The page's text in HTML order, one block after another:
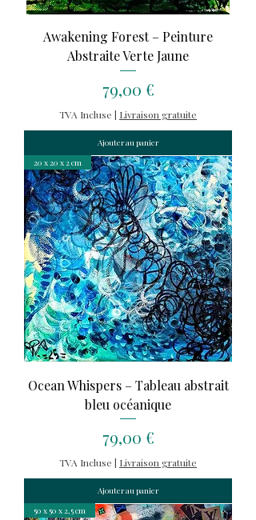
Awakening Forest – Peinture
Abstraite Verte Jaune
Prix
79,00 €
TVA Incluse | Livraison gratuite
Ajouter au panier
20 x 20 x 2 cm
Ocean Whispers – Tableau abstrait
bleu océanique
Prix
79,00 €
TVA Incluse | Livraison gratuite
Ajouter au panier
50 x 50 x 2,5 cm